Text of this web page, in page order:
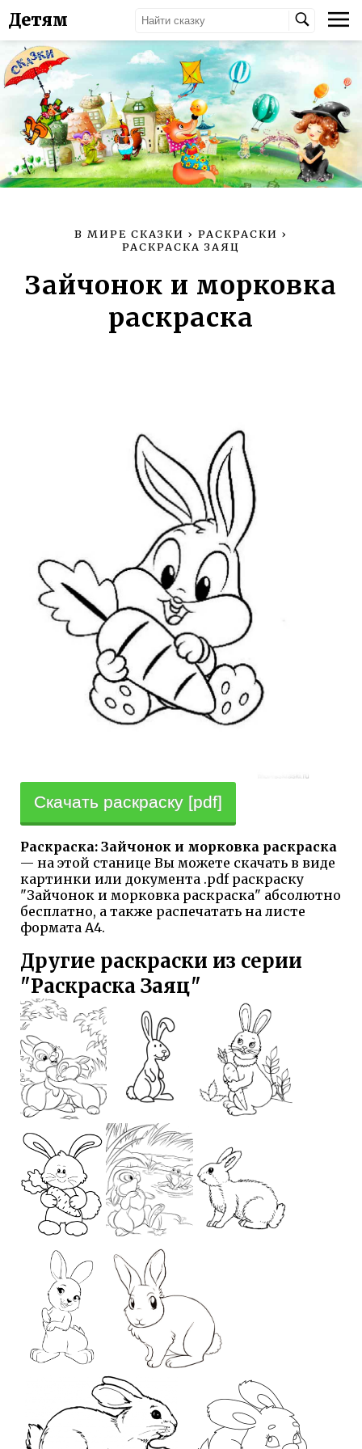
Детям
В МИРЕ СКАЗКИ › РАСКРАСКИ ›
РАСКРАСКА ЗАЯЦ
Зайчонок и морковка
раскраска
Скачать раскраску [pdf]
Раскраска: Зайчонок и морковка раскраска
— на этой станице Вы можете скачать в виде
картинки или документа .pdf раскраску
"Зайчонок и морковка раскраска" абсолютно
бесплатно, а также распечатать на листе
формата А4.
Другие раскраски из серии
"Раскраска Заяц"